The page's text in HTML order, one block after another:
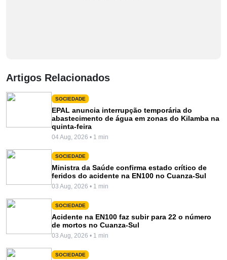
Artigos Relacionados
SOCIEDADE
EPAL anuncia interrupção temporária do
abastecimento de água em zonas do Kilamba na
quinta-feira
04 Aug, 2026 • 1 min
SOCIEDADE
Ministra da Saúde confirma estado crítico de
feridos do acidente na EN100 no Cuanza-Sul
03 Aug, 2026 • 1 min
SOCIEDADE
Acidente na EN100 faz subir para 22 o número
de mortos no Cuanza-Sul
03 Aug, 2026 • 1 min
SOCIEDADE